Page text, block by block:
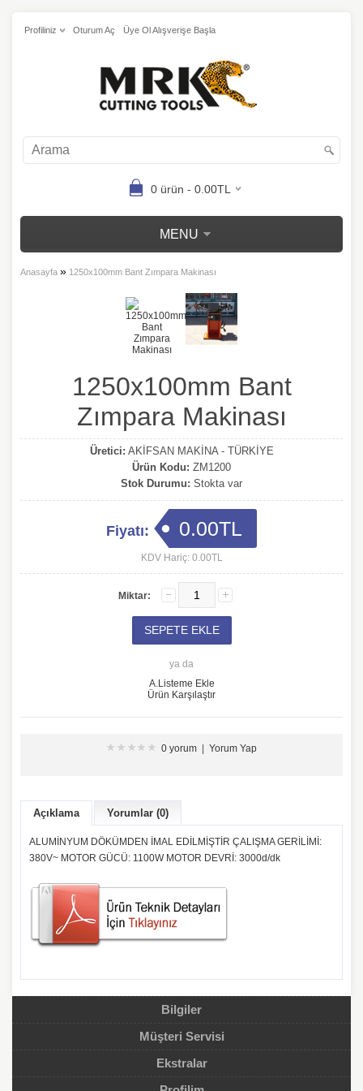
Profiliniz Oturum Aç Üye Ol Alışverişe Başla
0 ürün - 0.00TL
MENU
Anasayfa » 1250x100mm Bant Zımpara Makinası
1250x100mm Bant
Zımpara Makinası
Üretici: AKİFSAN MAKİNA - TÜRKİYE
Ürün Kodu: ZM1200
Stok Durumu: Stokta var
Fiyatı: 0.00TL
KDV Hariç: 0.00TL
Miktar:
ya da
A.Listeme Ekle
Ürün Karşılaştır
0 yorum Yorum Yap
Açıklama Yorumlar (0)
ALUMİNYUM DÖKÜMDEN İMAL EDİLMİŞTİR ÇALIŞMA GERİLİMİ:
380V~ MOTOR GÜCÜ: 1100W MOTOR DEVRİ: 3000d/dk
Bilgiler
Müşteri Servisi
Ekstralar